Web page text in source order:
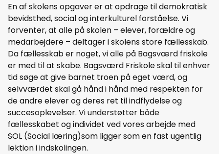
En af skolens opgaver er at opdrage til demokratisk
bevidsthed, social og interkulturel forståelse. Vi
forventer, at alle på skolen – elever, forældre og
medarbejdere – deltager i skolens store fællesskab.
Da fællesskab er noget, vi alle på Bagsværd friskole
er med til at skabe. Bagsværd Friskole skal til enhver
tid søge at give barnet troen på eget værd, og
selvværdet skal gå hånd i hånd med respekten for
de andre elever og deres ret til indflydelse og
succesoplevelser. Vi understøtter både
fællesskabet og individet ved vores arbejde med
SOL (Social læring)som ligger som en fast ugentlig
lektion i indskolingen.